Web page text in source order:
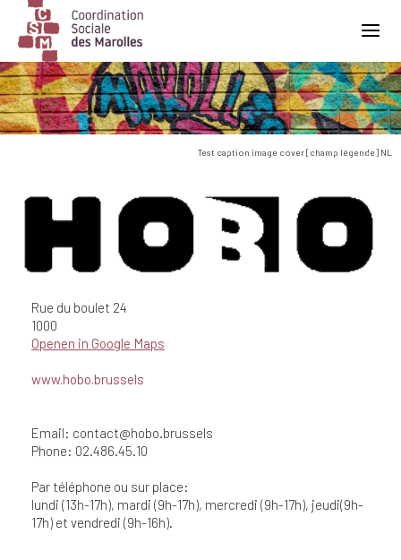
Main Navigation
Test caption image cover [champ légende] NL
Rue du boulet 24
1000
Openen in Google Maps
www.hobo.brussels
Email: contact@hobo.brussels
Phone: 02.486.45.10
Par téléphone ou sur place:
lundi (13h-17h), mardi (9h-17h), mercredi (9h-17h), jeudi(9h-
17h) et vendredi (9h-16h).